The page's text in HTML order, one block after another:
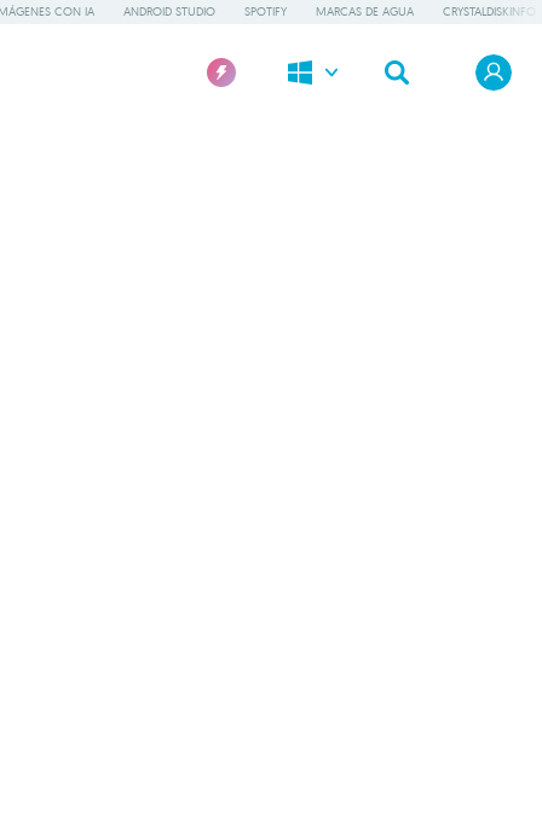
CON IA ANDROID STUDIO SPOTIFY MARCAS DE AGUA CRYSTALDISKINFO